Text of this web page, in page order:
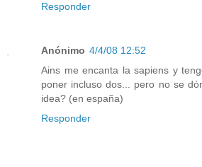
Responder
Anónimo 4/4/08 12:52
Ains me encanta la sapiens y
poner incluso dos... pero no se
idea? (en españa)
Responder